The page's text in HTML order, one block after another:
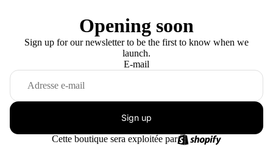
Opening soon
Sign up for our newsletter to be the first to know when we
launch.
E-mail
Sign up
Cette boutique sera exploitée par